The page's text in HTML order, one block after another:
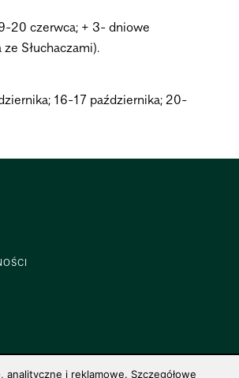
20 czerwca; + 3- dniowe
Słuchaczami).
16-17 października; 20-
i reklamowe. Szczegółowe